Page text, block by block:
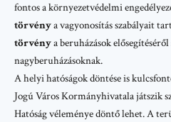
fontos a környezetvédelmi
törvénya vagyonosítás szabályait
törvénya beruházások
nagyberuházásoknak.
A helyi hatóságok döntése is
Jogú Város Kormányhivatala játszik
Hatóság véleménye döntő lehet. A